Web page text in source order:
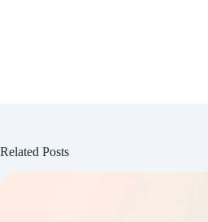
Related Posts